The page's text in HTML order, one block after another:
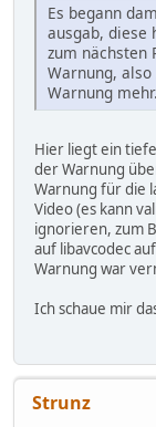
Es begann
ausgab, diese
zum nächsten
Warnung,
Warnung mehr.
Hier liegt ein
der Warnung
Warnung für die
Video (es kann
ignorieren, zum
auf libavcodec
Warnung war
Ich schaue mir
Strunz